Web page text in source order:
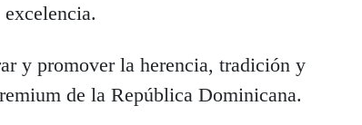
y promover la herencia, tradición y
de la República Dominicana.